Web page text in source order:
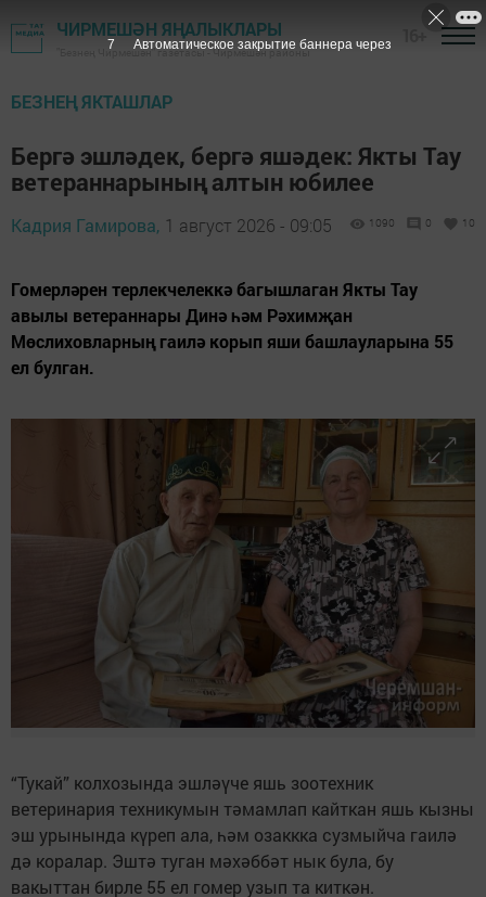
ЧИРМЕШӘН ЯҢАЛЫКЛАРЫ
"Безнең Чирмешән" газетасы - Чирмешән районы
БЕЗНЕҢ ЯКТАШЛАР
Бергә эшләдек, бергә яшәдек: Якты Тау
ветераннарының алтын юбилее
Кадрия Гамирова, 1 август 2026 - 09:05 1090 0 10
Гомерләрен терлекчелеккә багышлаган Якты Тау
авылы ветераннары Динә һәм Рәхимҗан
Мөслиховларның гаилә корып яши башлауларына 55
ел булган.
“Тукай” колхозында эшләүче яшь зоотехник
ветеринария техникумын тәмамлап кайткан яшь кызны
эш урынында күреп ала, һәм озаккка сузмыйча гаилә
дә коралар. Эштә туган мәхәббәт нык була, бу
вакыттан бирле 55 ел гомер узып та киткән.
5 Автоматическое закрытие баннера через